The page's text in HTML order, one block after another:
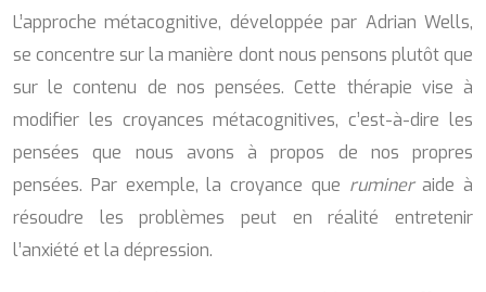
L’approche métacognitive, développée par Adrian Wells,
se concentre sur la manière dont nous pensons plutôt que
sur le contenu de nos pensées. Cette thérapie vise à
modifier les croyances métacognitives, c’est-à-dire les
pensées que nous avons à propos de nos propres
pensées. Par exemple, la croyance que rumineraide à
résoudre les problèmes peut en réalité entretenir
l’anxiété et la dépression.